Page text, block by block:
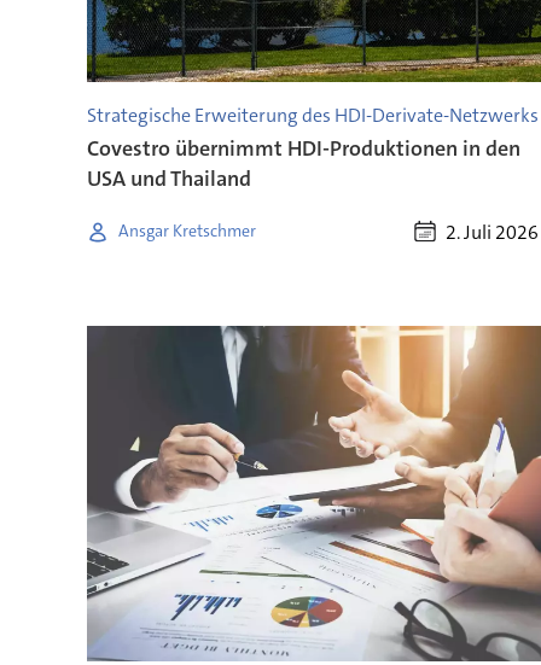
Strategische Erweiterung des HDI-Derivate-Netzwerks
Covestro übernimmt HDI-Produktionen in den
USA und Thailand
Ansgar Kretschmer 2. Juli 2026